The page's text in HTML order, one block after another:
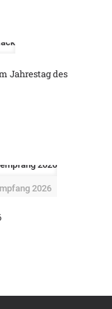
Jahrestag des
2026